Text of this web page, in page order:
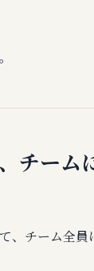
チーム
、チーム全員